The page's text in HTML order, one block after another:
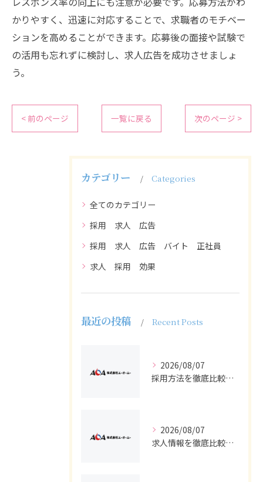
かりやすく、迅速に対応することで、求職者のモチベー
ションを高めることができます。応募後の面接や試験で
の活用も忘れずに検討し、求人広告を成功させましょ
う。
< 前のページ 一覧に戻る 次のページ >
カテゴリー Categories
全てのカテゴリー
採用 求人 広告
採用 求人 広告 バイト 正社員
求人 採用 効果
最近の投稿 Recent Posts
2026/08/07
採用方法を徹底比較求人広告でバイトと正社員の最適解を探る
2026/08/07
求人情報を徹底比較して正社員やバイトを効率よく見つける実践ガイド